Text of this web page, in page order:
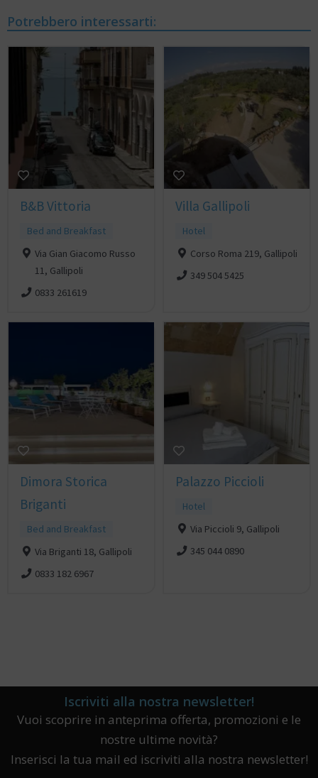
Potrebbero interessarti:
B&B Vittoria
Bed and Breakfast
Via Gian Giacomo Russo
11, Gallipoli
0833 261619
Villa Gallipoli
Hotel
Corso Roma 219, Gallipoli
349 504 5425
Dimora Storica
Briganti
Bed and Breakfast
Via Briganti 18, Gallipoli
0833 182 6967
Palazzo Piccioli
Hotel
Via Piccioli 9, Gallipoli
345 044 0890
Iscriviti alla nostra newsletter!
Vuoi scoprire in anteprima offerta, promozioni e le
nostre ultime novità?
Inserisci la tua mail ed iscriviti alla nostra newsletter!